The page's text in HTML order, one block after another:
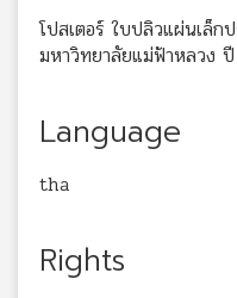
โปสเตอร์ ใบปลิวแผ่นเล็ก
มหาวิทยาลัยแม่ฟ้าหลวง
Language
tha
Rights